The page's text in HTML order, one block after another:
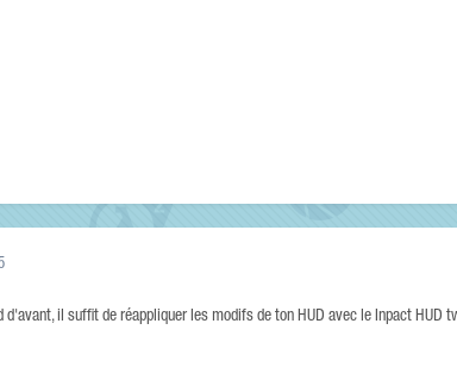
d'avant, il suffit de réappliquer les modifs de ton HUD avec le Inpact HUD